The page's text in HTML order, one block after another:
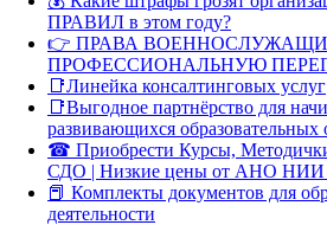
ПРАВИЛ в этом году?
👉 ПРАВА
ПРОФЕССИОНАЛЬНУЮ
📑Линейка консалтинговых услуг
📑Выгодное партнёрство для
развивающихся образовательных
☎ Приобрести Курсы,
СДО | Низкие цены от АНО
📕 Комплекты документов для
деятельности